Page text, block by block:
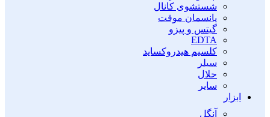
شستشوی کانال
پانسمان موقت
گیتس و پیزو
EDTA
کلسیم هیدروکساید
سیلر
حلال
سایر
ابزار
آنگل